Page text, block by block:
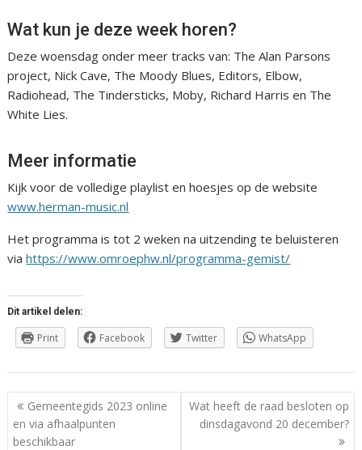
Wat kun je deze week horen?
Deze woensdag onder meer tracks van: The Alan Parsons
project, Nick Cave, The Moody Blues, Editors, Elbow,
Radiohead, The Tindersticks, Moby, Richard Harris en The
White Lies.
Meer informatie
Kijk voor de volledige playlist en hoesjes op de website
www.herman-music.nl
Het programma is tot 2 weken na uitzending te beluisteren
viahttps://www.omroephw.nl/programma-gemist/
Dit artikel delen:
Print Facebook Twitter WhatsApp
Berichtnavigatie
Gemeentegids 2023 online
en via afhaalpunten
beschikbaar
Wat heeft de raad besloten op
dinsdagavond 20 december?